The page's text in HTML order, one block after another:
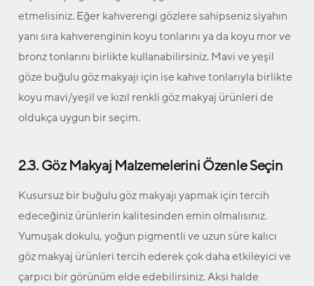
etmelisiniz. Eğer kahverengi gözlere sahipseniz siyahın
yanı sıra kahverenginin koyu tonlarını ya da koyu mor ve
bronz tonlarını birlikte kullanabilirsiniz. Mavi ve yeşil
göze buğulu göz makyajı için ise kahve tonlarıyla birlikte
koyu mavi/yeşil ve kızıl renkli göz makyaj ürünleri de
oldukça uygun bir seçim.
2.3. Göz Makyaj Malzemelerini Özenle Seçin
Kusursuz bir buğulu göz makyajı yapmak için tercih
edeceğiniz ürünlerin kalitesinden emin olmalısınız.
Yumuşak dokulu, yoğun pigmentli ve uzun süre kalıcı
göz makyaj ürünleri tercih ederek çok daha etkileyici ve
çarpıcı bir görünüm elde edebilirsiniz. Aksi halde